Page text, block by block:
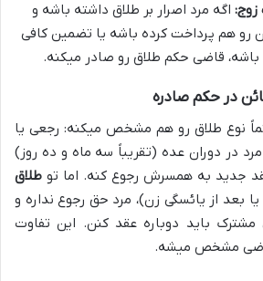
زوج: اگه مرد اصرار بر طلاق داشته باشه و
رو هم پرداخت کرده باشه یا تضمین کافی
باشه، قاضی حکم طلاق رو صادر میکنه.
در حکم صادره
نوع طلاق رو هم مشخص میکنه: رجعی یا
در دوران عده (تقریباً سه ماه و ده روز)
جدید به همسرش رجوع کنه. اما تو طلاق
بعد از یائسگی زن)، مرد حق رجوع نداره و
مشترک باید دوباره عقد کنن. این تفاوت
مشخص میشه.